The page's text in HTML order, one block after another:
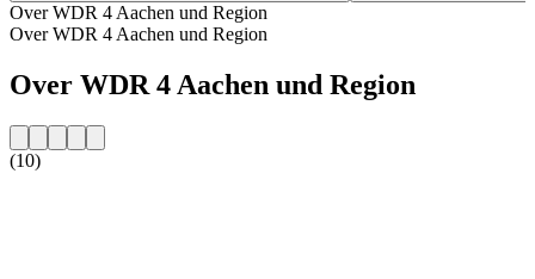
Over WDR 4 Aachen und Region
Over WDR 4 Aachen und Region
Over WDR 4 Aachen und Region
(10)